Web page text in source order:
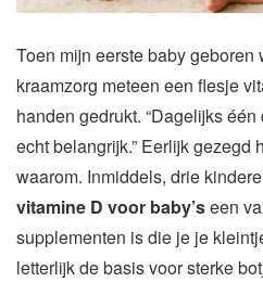
Toen mijn eerste baby geboren
kraamzorg meteen een flesje
handen gedrukt. “Dagelijks één
echt belangrijk.” Eerlijk gezegd
waarom. Inmiddels, drie
vitamine D voor baby’seen
supplementen is die je je
letterlijk de basis voor sterke